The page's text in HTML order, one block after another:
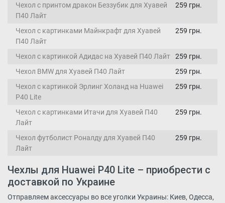
Чехол с принтом дракон Беззубик для Хуавей
П40 Лайт
259 грн.
Чехол с картинками Майнкрафт для Хуавей
П40 Лайт
259 грн.
Чехол с картинкой Адидас на Хуавей П40 Лайт
259 грн.
Чехол BMW для Хуавей П40 Лайт
259 грн.
Чехол с картинкой Эрлинг Холанд на Huawei
P40 Lite
259 грн.
Чехол с картинками Итачи для Хуавей П40
Лайт
259 грн.
Чехол футболист Роналду для Хуавей П40
Лайт
259 грн.
Чехлы для Huawei P40 Lite – приобрести с
доставкой по Украине
Отправляем аксессуары во все уголки Украины: Киев, Одесса,